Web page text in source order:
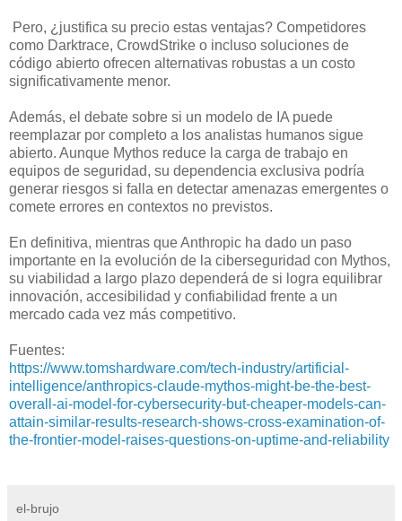
Pero, ¿justifica su precio estas ventajas? Competidores
como Darktrace, CrowdStrike o incluso soluciones de
código abierto ofrecen alternativas robustas a un costo
significativamente menor.
Además, el debate sobre si un modelo de IA puede
reemplazar por completo a los analistas humanos sigue
abierto. Aunque Mythos reduce la carga de trabajo en
equipos de seguridad, su dependencia exclusiva podría
generar riesgos si falla en detectar amenazas emergentes o
comete errores en contextos no previstos.
En definitiva, mientras que Anthropic ha dado un paso
importante en la evolución de la ciberseguridad con Mythos,
su viabilidad a largo plazo dependerá de si logra equilibrar
innovación, accesibilidad y confiabilidad frente a un
mercado cada vez más competitivo.
Fuentes:
https://www.tomshardware.com/tech-industry/artificial-
intelligence/anthropics-claude-mythos-might-be-the-best-
overall-ai-model-for-cybersecurity-but-cheaper-models-can-
attain-similar-results-research-shows-cross-examination-of-
the-frontier-model-raises-questions-on-uptime-and-reliability
el-brujo